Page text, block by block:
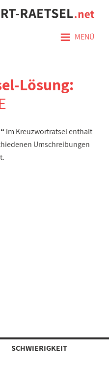
≡ MENÜ
Lösung:
im Kreuzworträtsel enthält
Umschreibungen
SCHWIERIGKEIT